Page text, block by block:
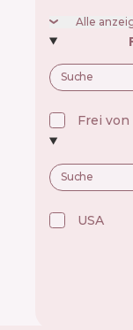
Achroactive
Acnemy 🇪🇸
Acure 🇺🇸
Acwell 🇰🇷
Ada Tina 🇧🇷
Aesop 🇦🇺
Alfaparf 🇮🇹
Allen Mak 🇧🇬
Allies of
Alpecin 🇩🇪
Alpha H 🇦🇺
American
Anastasia
Andalou
Alle
Frei
USA 🇺🇸